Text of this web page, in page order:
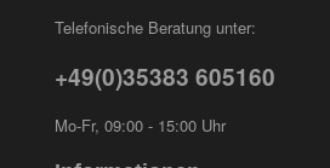
Telefonische Beratung unter:
+49(0)35383 605160
Mo-Fr, 09:00 - 15:00 Uhr